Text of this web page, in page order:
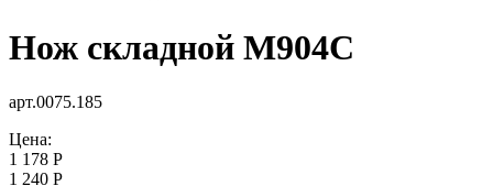
Нож складной M904C
арт.0075.185
Цена:
1 178 Р
1 240 Р